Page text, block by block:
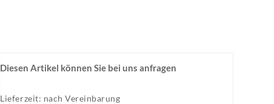
Diesen Artikel können Sie bei uns anfragen
Lieferzeit: nach Vereinbarung